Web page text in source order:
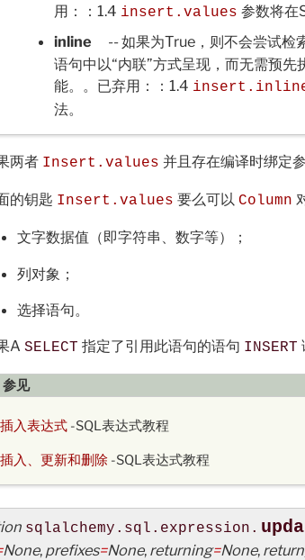
用：：1.4 insert.values 参数将在
inline
-- 如果为True，则不会尝试检
语句中以“内联”方式呈现，而无需预先
能。。已弃用：：1.4
法。
两者 Insert.values 并且存在编译时绑定
的钥匙 Insert.values 要么可以 Column
文字数据值（即字符串、数字等）；
列对象；
选择语句。
A SELECT 指定了引用此语句的语句 INSERT
参见
插入表达式 -SQL表达式教程
插入、更新和删除 -SQL表达式教程
sqlalchemy.sql.expression.
None, prefixes=None, returning=None,